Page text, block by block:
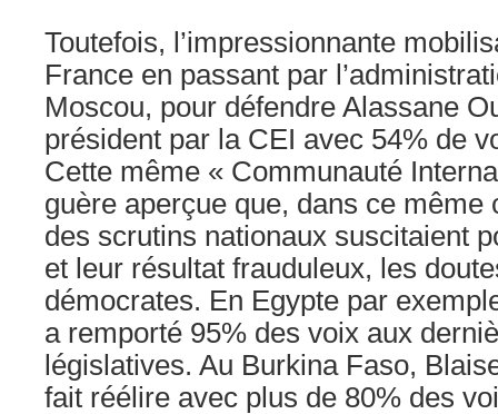
Toutefois, l’impressionnante
France en passant par
Moscou, pour défendre Alassane
président par la CEI avec 54% de
Cette même « Communauté
guère aperçue que, dans ce même
des scrutins nationaux suscitaient
et leur résultat frauduleux, les
démocrates. En Egypte par
a remporté 95% des voix aux
législatives. Au Burkina Faso,
fait réélire avec plus de 80% des